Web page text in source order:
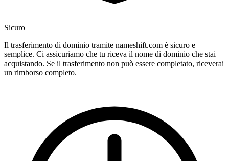
Sicuro
Il trasferimento di dominio tramite nameshift.com è sicuro e
semplice. Ci assicuriamo che tu riceva il nome di dominio che stai
acquistando. Se il trasferimento non può essere completato, riceverai
un rimborso completo.